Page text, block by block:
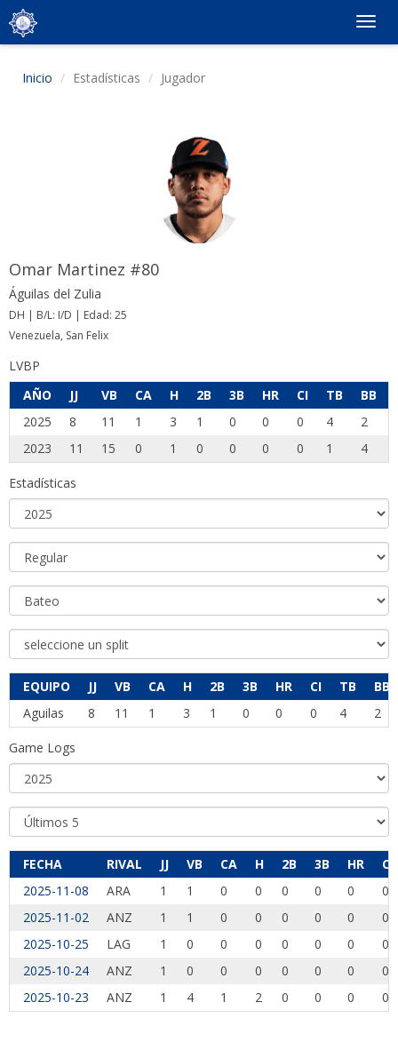
Inicio Estadísticas Jugador
Omar Martinez #80
Águilas del Zulia
DH | B/L: I/D | Edad: 25
Venezuela, San Felix
LVBP
AÑO
JJ VB CA H 2B 3B HR CI TB BB
2025
8 11 1 3 1 0 0 0 4 2
2023
11 15 0 1 0 0 0 0 1 4
Estadísticas
EQUIPO JJ VB CA H 2B 3B HR CI TB
BB
Aguilas
8 11 1 3 1 0 0 0 4 2
Game Logs
FECHA RIVAL JJ VB CA H 2B 3B HR
CI
2025-11-08
ARA 1 1 0 0 0 0 0
0
2025-11-02
ANZ 1 1 0 0 0 0 0
0
2025-10-25
LAG 1 0 0 0 0 0 0
0
2025-10-24
ANZ 1 0 0 0 0 0 0
0
2025-10-23
ANZ 1 4 1 2 0 0 0 0